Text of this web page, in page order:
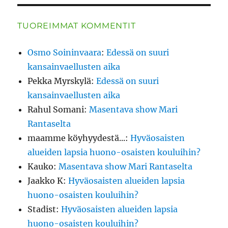
TUOREIMMAT KOMMENTIT
Osmo Soininvaara:Edessä on suuri
kansainvaellusten aika
Pekka Myrskylä:Edessä on suuri
kansainvaellusten aika
Rahul Somani:Masentava show Mari
Rantaselta
maamme köyhyydestä...:Hyväosaisten
alueiden lapsia huono-osaisten kouluihin?
Kauko:Masentava show Mari Rantaselta
Jaakko K:Hyväosaisten alueiden lapsia
huono-osaisten kouluihin?
Stadist:Hyväosaisten alueiden lapsia
huono-osaisten kouluihin?